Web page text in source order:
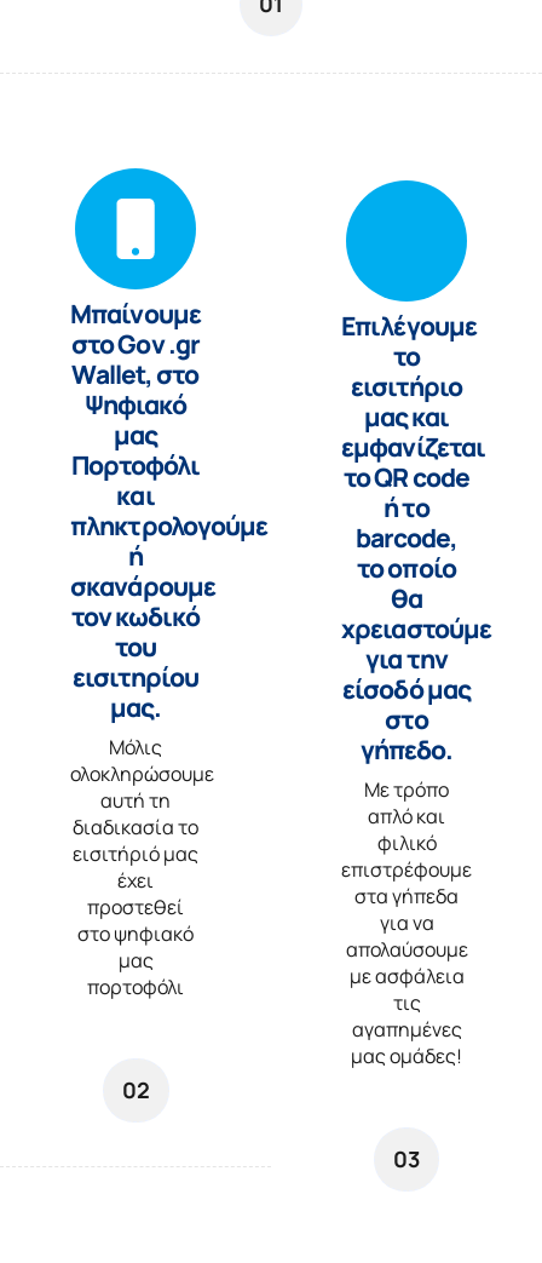
Μπαίνουμε
στο Gov .gr
Wallet, στο
Ψηφιακό
μας
Πορτοφόλι
και
πληκτρολογούμε
ή
σκανάρουμε
τον κωδικό
του
εισιτηρίου
μας.
Μόλις
ολοκληρώσουμε
αυτή τη
διαδικασία το
εισιτήριό μας
έχει
προστεθεί
στο ψηφιακό
μας
πορτοφόλι
02
Επιλέγουμε
το
εισιτήριο
μας και
εμφανίζεται
το QR code
ή το
barcode,
το οποίο
θα
χρειαστούμε
για την
είσοδό μας
στο
γήπεδο.
Με τρόπο
απλό και
φιλικό
επιστρέφουμε
στα γήπεδα
για να
απολαύσουμε
με ασφάλεια
τις
αγαπημένες
μας ομάδες!
03